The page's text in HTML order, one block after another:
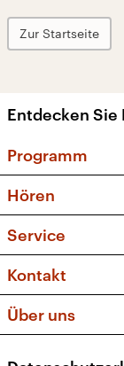
Zur Startseite
Entdecken
Programm
Musikliste
Kakadu
Hören
Service
FAQ
Apps
Newsletter
Kontakt
Social
Über uns